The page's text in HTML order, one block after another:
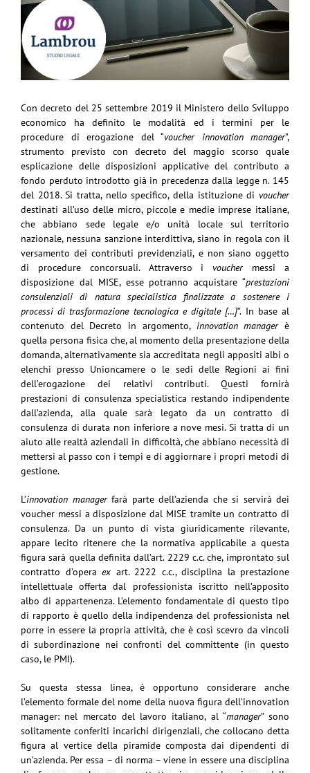
Con decreto del 25 settembre 2019 il Ministero dello Sviluppo
economico ha definito le modalità ed i termini per le
procedure di erogazione del “voucher innovation manager”,
strumento previsto con decreto del maggio scorso quale
esplicazione delle disposizioni applicative del contributo a
fondo perduto introdotto già in precedenza dalla legge n. 145
del 2018. Si tratta, nello specifico, della istituzione di voucher
destinati all’uso delle micro, piccole e medie imprese italiane,
che abbiano sede legale e/o unità locale sul territorio
nazionale, nessuna sanzione interdittiva, siano in regola con il
versamento dei contributi previdenziali, e non siano oggetto
di procedure concorsuali. Attraverso i vouchermessi a
disposizione dal MISE, esse potranno acquistare “prestazioni
consulenziali di natura specialistica finalizzate a sostenere i
processi di trasformazione tecnologica e digitale […]”. In base al
contenuto del Decreto in argomento, innovation managerè
quella persona fisica che, al momento della presentazione della
domanda, alternativamente sia accreditata negli appositi albi o
elenchi presso Unioncamere o le sedi delle Regioni ai fini
dell’erogazione dei relativi contributi. Questi fornirà
prestazioni di consulenza specialistica restando indipendente
dall’azienda, alla quale sarà legato da un contratto di
consulenza di durata non inferiore a nove mesi. Si tratta di un
aiuto alle realtà aziendali in difficoltà, che abbiano necessità di
mettersi al passo con i tempi e di aggiornare i propri metodi di
gestione.
L’innovation managerfarà parte dell’azienda che si servirà dei
voucher messi a disposizione dal MISE tramite un contratto di
consulenza. Da un punto di vista giuridicamente rilevante,
appare lecito ritenere che la normativa applicabile a questa
figura sarà quella definita dall’art. 2229 c.c. che, improntato sul
contratto d’opera ex art. 2222 c.c., disciplina la prestazione
intellettuale offerta dal professionista iscritto nell’apposito
albo di appartenenza. L’elemento fondamentale di questo tipo
di rapporto è quello della indipendenza del professionista nel
porre in essere la propria attività, che è così scevro da vincoli
di subordinazione nei confronti del committente (in questo
caso, le PMI).
Su questa stessa linea, è opportuno considerare anche
l’elemento formale del nome della nuova figura dell’innovation
manager: nel mercato del lavoro italiano, al “manager” sono
solitamente conferiti incarichi dirigenziali, che collocano detta
figura al vertice della piramide composta dai dipendenti di
un’azienda. Per essa – di norma – viene in essere una disciplina